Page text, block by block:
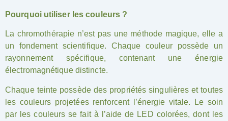
Pourquoi utiliser les couleurs ?
La chromothérapie n’est pas une méthode magique, elle a
un fondement scientifique. Chaque couleur possède un
rayonnement spécifique, contenant une énergie
électromagnétique distincte.
Chaque teinte possède des propriétés singulières et toutes
les couleurs projetées renforcent l’énergie vitale. Le soin
par les couleurs se fait à l’aide de LED colorées, dont les